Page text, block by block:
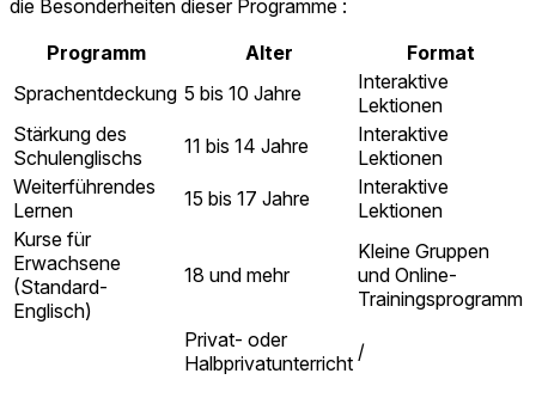
die Besonderheiten dieser Programme :
Programm
Alter
Format
Sprachentdeckung 5 bis 10 Jahre
Interaktive
Lektionen
Stärkung des
Schulenglischs
11 bis 14 Jahre
Interaktive
Lektionen
Weiterführendes
Lernen
15 bis 17 Jahre
Interaktive
Lektionen
Kurse für
Erwachsene
(Standard-
Englisch)
18 und mehr
Kleine Gruppen
und Online-
Trainingsprogramm
Privat- oder
Halbprivatunterricht /